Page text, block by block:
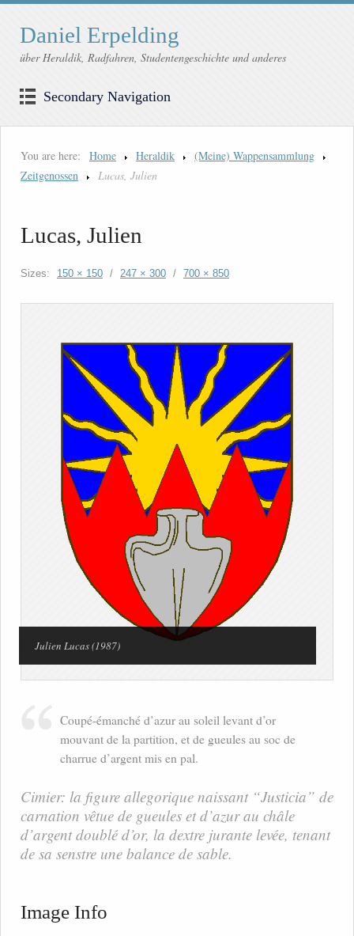
Daniel Erpelding
über Heraldik, Radfahren, Studentengeschichte und anderes
Secondary Navigation
You are here: Home Heraldik
(Meine) Wappensammlung
Zeitgenossen
Lucas, Julien
Lucas, Julien
Sizes: 150 × 150 / 247 × 300 / 700 × 850
Julien Lucas (1987)
Coupé-émanché d’azur au soleil levant d’or
mouvant de la partition, et de gueules au soc de
charrue d’argent mis en pal.
Cimier: la figure allegorique naissant “Justicia” de
carnation vêtue de gueules et d’azur au châle
d’argent doublé d’or, la dextre jurante levée, tenant
de sa senstre une balance de sable.
Image Info